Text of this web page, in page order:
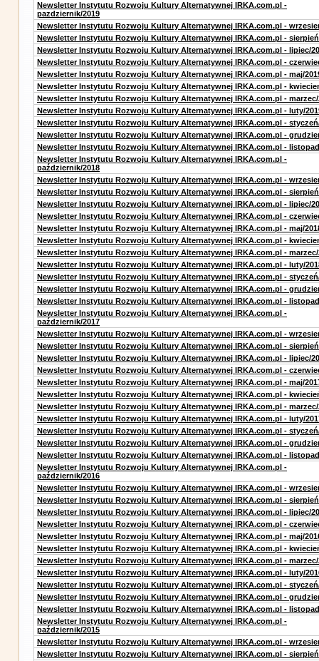
Newsletter Instytutu Rozwoju Kultury Alternatywnej IRKA.com.pl -
pazdziernik/2019
Newsletter Instytutu Rozwoju Kultury Alternatywnej IRKA.com.pl -
Newsletter Instytutu Rozwoju Kultury Alternatywnej IRKA.com.pl -
Newsletter Instytutu Rozwoju Kultury Alternatywnej IRKA.com.pl - lipiec/
Newsletter Instytutu Rozwoju Kultury Alternatywnej IRKA.com.pl -
Newsletter Instytutu Rozwoju Kultury Alternatywnej IRKA.com.pl - maj/
Newsletter Instytutu Rozwoju Kultury Alternatywnej IRKA.com.pl -
Newsletter Instytutu Rozwoju Kultury Alternatywnej IRKA.com.pl - marzec/
Newsletter Instytutu Rozwoju Kultury Alternatywnej IRKA.com.pl - luty/
Newsletter Instytutu Rozwoju Kultury Alternatywnej IRKA.com.pl -
Newsletter Instytutu Rozwoju Kultury Alternatywnej IRKA.com.pl -
Newsletter Instytutu Rozwoju Kultury Alternatywnej IRKA.com.pl -
Newsletter Instytutu Rozwoju Kultury Alternatywnej IRKA.com.pl -
październik/2018
Newsletter Instytutu Rozwoju Kultury Alternatywnej IRKA.com.pl -
Newsletter Instytutu Rozwoju Kultury Alternatywnej IRKA.com.pl -
Newsletter Instytutu Rozwoju Kultury Alternatywnej IRKA.com.pl - lipiec/
Newsletter Instytutu Rozwoju Kultury Alternatywnej IRKA.com.pl -
Newsletter Instytutu Rozwoju Kultury Alternatywnej IRKA.com.pl - maj/
Newsletter Instytutu Rozwoju Kultury Alternatywnej IRKA.com.pl -
Newsletter Instytutu Rozwoju Kultury Alternatywnej IRKA.com.pl - marzec/
Newsletter Instytutu Rozwoju Kultury Alternatywnej IRKA.com.pl - luty/
Newsletter Instytutu Rozwoju Kultury Alternatywnej IRKA.com.pl -
Newsletter Instytutu Rozwoju Kultury Alternatywnej IRKA.com.pl -
Newsletter Instytutu Rozwoju Kultury Alternatywnej IRKA.com.pl -
Newsletter Instytutu Rozwoju Kultury Alternatywnej IRKA.com.pl -
październik/2017
Newsletter Instytutu Rozwoju Kultury Alternatywnej IRKA.com.pl -
Newsletter Instytutu Rozwoju Kultury Alternatywnej IRKA.com.pl -
Newsletter Instytutu Rozwoju Kultury Alternatywnej IRKA.com.pl - lipiec/
Newsletter Instytutu Rozwoju Kultury Alternatywnej IRKA.com.pl -
Newsletter Instytutu Rozwoju Kultury Alternatywnej IRKA.com.pl - maj/
Newsletter Instytutu Rozwoju Kultury Alternatywnej IRKA.com.pl -
Newsletter Instytutu Rozwoju Kultury Alternatywnej IRKA.com.pl - marzec/
Newsletter Instytutu Rozwoju Kultury Alternatywnej IRKA.com.pl - luty/
Newsletter Instytutu Rozwoju Kultury Alternatywnej IRKA.com.pl -
Newsletter Instytutu Rozwoju Kultury Alternatywnej IRKA.com.pl -
Newsletter Instytutu Rozwoju Kultury Alternatywnej IRKA.com.pl -
Newsletter Instytutu Rozwoju Kultury Alternatywnej IRKA.com.pl -
październik/2016
Newsletter Instytutu Rozwoju Kultury Alternatywnej IRKA.com.pl -
Newsletter Instytutu Rozwoju Kultury Alternatywnej IRKA.com.pl -
Newsletter Instytutu Rozwoju Kultury Alternatywnej IRKA.com.pl - lipiec/
Newsletter Instytutu Rozwoju Kultury Alternatywnej IRKA.com.pl -
Newsletter Instytutu Rozwoju Kultury Alternatywnej IRKA.com.pl - maj/
Newsletter Instytutu Rozwoju Kultury Alternatywnej IRKA.com.pl -
Newsletter Instytutu Rozwoju Kultury Alternatywnej IRKA.com.pl - marzec/
Newsletter Instytutu Rozwoju Kultury Alternatywnej IRKA.com.pl - luty/
Newsletter Instytutu Rozwoju Kultury Alternatywnej IRKA.com.pl -
Newsletter Instytutu Rozwoju Kultury Alternatywnej IRKA.com.pl -
Newsletter Instytutu Rozwoju Kultury Alternatywnej IRKA.com.pl -
Newsletter Instytutu Rozwoju Kultury Alternatywnej IRKA.com.pl -
październik/2015
Newsletter Instytutu Rozwoju Kultury Alternatywnej IRKA.com.pl -
Newsletter Instytutu Rozwoju Kultury Alternatywnej IRKA.com.pl -